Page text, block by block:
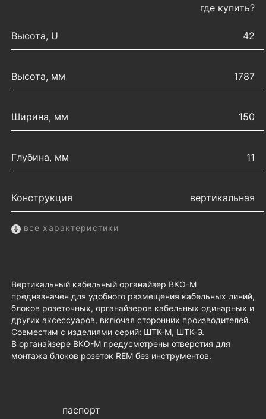
где купить?
Высота, U
42
Высота, мм 1787
Ширина, мм 150
Глубина, мм 11
Конструкция вертикальная
все характеристики
Вертикальный кабельный органайзер ВКО-М
предназначен для удобного размещения кабельных линий,
блоков розеточных, органайзеров кабельных одинарных и
других аксессуаров, включая сторонних производителей.
Совместим с изделиями серий: ШТК-М, ШТК-Э.
В органайзере ВКО-М предусмотрены отверстия для
монтажа блоков розеток REM без инструментов.
паспорт